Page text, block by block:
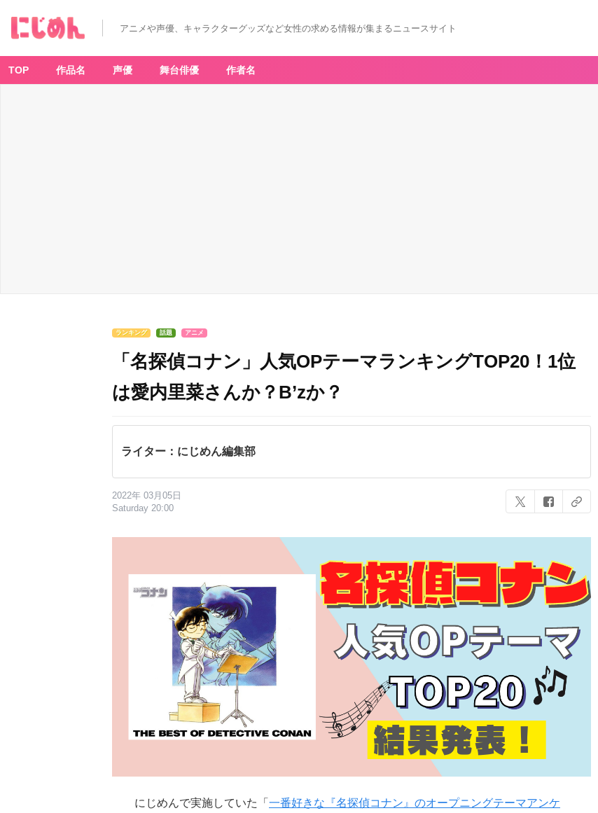
アニメや声優、キャラクターグッズなど女性の求める情報が集まるニュースサイト
TOP 作品名 声優 舞台俳優 作者名
ランキング 話題 アニメ
「名探偵コナン」人気OPテーマランキングTOP20！1位
は愛内里菜さんか？B’zか？
ライター：にじめん編集部
2022年 03月05日
Saturday 20:00
にじめんで実施していた「 一番好きな『名探偵コナン』のオープニングテーマアンケ